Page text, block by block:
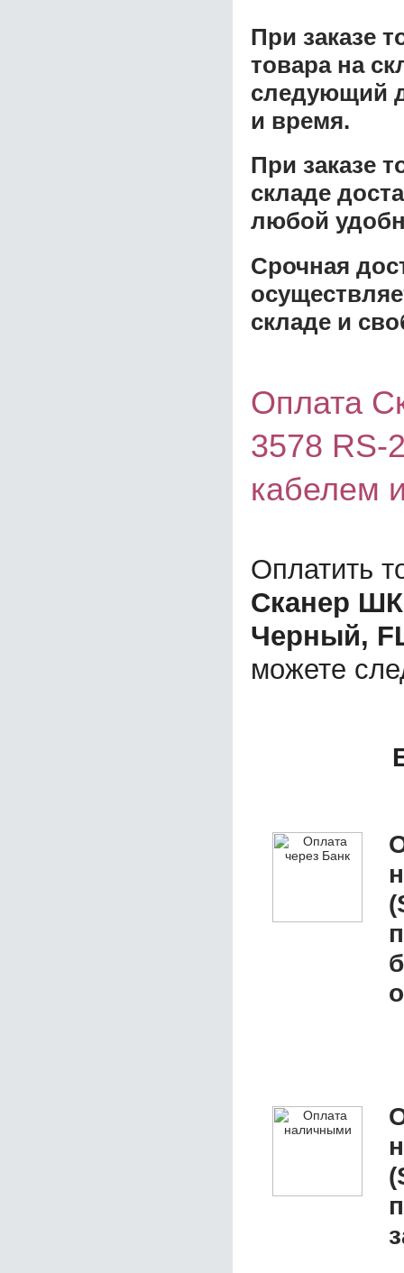
При заказе
товара на
следующий
и время.
При заказе
складе
любой
Срочная
складе и
Оплата
3578 RS-
кабелем
Оплатить
Сканер ШК
Черный,
можете